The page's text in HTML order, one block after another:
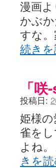
低姿勢
咲ワン
EL
何の変
咲-
百合っ
あかど
妥当麻
咲-saki-
ふわふ
咲っ考 /
Danas
ぴゅー
What
漫画
かぶ
すな
続きを
「
投稿日:
姫様
雀を
よね
きを